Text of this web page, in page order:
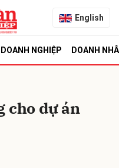
English
DOANH NGHIỆP DOANH
cho dự án